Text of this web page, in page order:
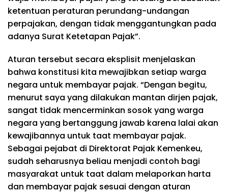
ketentuan peraturan perundang-undangan
perpajakan, dengan tidak menggantungkan pada
adanya Surat Ketetapan Pajak”.
Aturan tersebut secara eksplisit menjelaskan
bahwa konstitusi kita mewajibkan setiap warga
negara untuk membayar pajak. “Dengan begitu,
menurut saya yang dilakukan mantan dirjen pajak,
sangat tidak mencerminkan sosok yang warga
negara yang bertanggung jawab karena lalai akan
kewajibannya untuk taat membayar pajak.
Sebagai pejabat di Direktorat Pajak Kemenkeu,
sudah seharusnya beliau menjadi contoh bagi
masyarakat untuk taat dalam melaporkan harta
dan membayar pajak sesuai dengan aturan